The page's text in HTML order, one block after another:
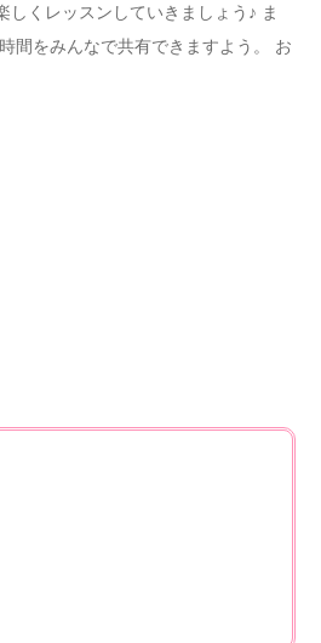
くレッスンしていきましょう♪ ま
間をみんなで共有できますよう。 お